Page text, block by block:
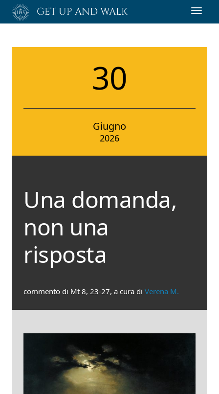
Passa
GET UP AND WALK
30
Giugno
2026
Una domanda,
non una
risposta
commento di Mt 8, 23-27, a cura di Verena M.